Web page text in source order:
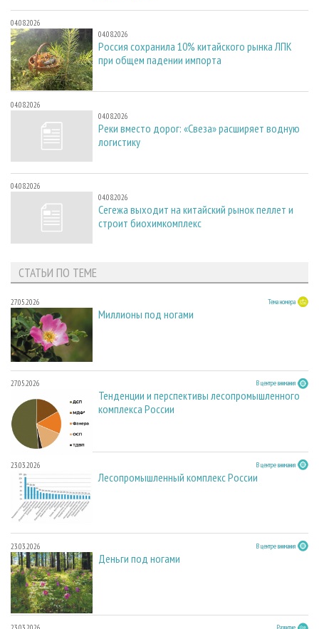
04.08.2026
04.08.2026
Россия сохранила 10% китайского рынка ЛПК
при общем падении импорта
04.08.2026
04.08.2026
Реки вместо дорог: «Свеза» расширяет водную
логистику
04.08.2026
04.08.2026
Сегежа выходит на китайский рынок пеллет и
строит биохимкомплекс
СТАТЬИ ПО ТЕМЕ
27.05.2026 Тема номера
Миллионы под ногами
27.05.2026 В центре внимания
Тенденции и перспективы лесопромышленного
комплекса России
23.03.2026 В центре внимания
Лесопромышленный комплекс России
23.03.2026 В центре внимания
Деньги под ногами